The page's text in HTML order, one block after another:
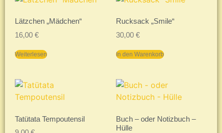
Lätzchen „Mädchen“
16,00 €
Weiterlesen
Rucksack „Smile“
30,00 €
In den Warenkorb
Tatütata Tempoutensil
Buch – oder Notizbuch –
Hülle